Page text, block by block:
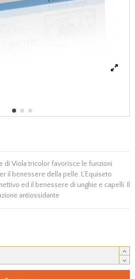
di Viola tricolor favorisce le funzioni
il benessere della pelle. L’Equiseto
ed il benessere di unghie e capelli. Il
antiossidante